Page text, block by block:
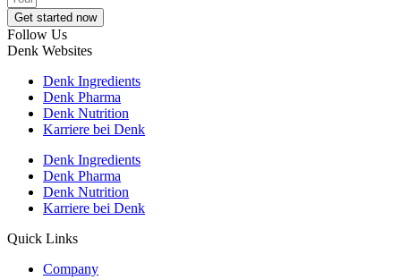
Get started now
Follow Us
Denk Websites
Denk Ingredients
Denk Pharma
Denk Nutrition
Karriere bei Denk
Denk Ingredients
Denk Pharma
Denk Nutrition
Karriere bei Denk
Quick Links
Company